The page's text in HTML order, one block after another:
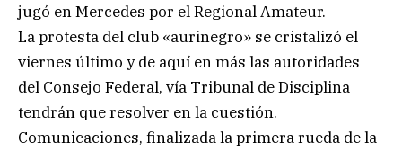
jugó en Mercedes por el Regional Amateur.
La protesta del club «aurinegro» se cristalizó el
viernes último y de aquí en más las autoridades
del Consejo Federal, vía Tribunal de Disciplina
tendrán que resolver en la cuestión.
Comunicaciones, finalizada la primera rueda de la